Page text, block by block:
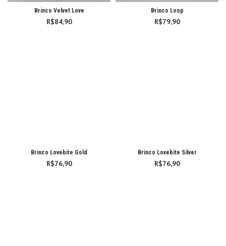
Brinco Velvet Love
R$84,90
Brinco Loop
R$79,90
Brinco Lovebite Gold
R$76,90
Brinco Lovebite Silver
R$76,90